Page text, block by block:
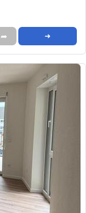
➦ ➜